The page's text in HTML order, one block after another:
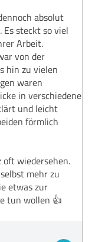
absolut
Es steckt so viel
Arbeit.
von der
hin zu vielen
waren
in verschiedene
und leicht
förmlich
oft wiedersehen.
mehr zu
etwas zur
tun wollen 👍